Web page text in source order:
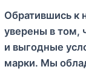
Обратившись к
уверены в том,
и выгодные
марки. Мы